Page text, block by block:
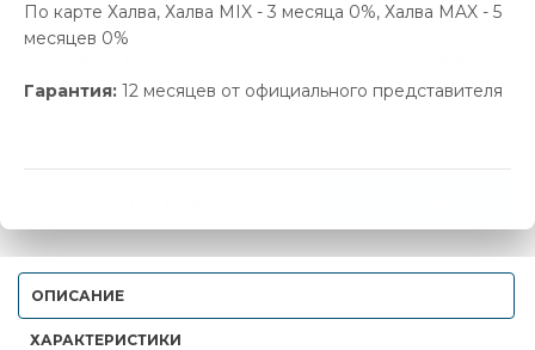
По карте Халва, Халва MIX - 3 месяца 0%, Халва MAX - 5
месяцев 0%
Гарантия: 12 месяцев от официального представителя
Новая цена
ОПИСАНИЕ
ХАРАКТЕРИСТИКИ